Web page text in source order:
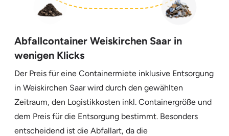
Abfallcontainer Weiskirchen Saar in
wenigen Klicks
Der Preis für eine Containermiete inklusive Entsorgung
in Weiskirchen Saar wird durch den gewählten
Zeitraum, den Logistikkosten inkl. Containergröße und
dem Preis für die Entsorgung bestimmt. Besonders
entscheidend ist die Abfallart, da die